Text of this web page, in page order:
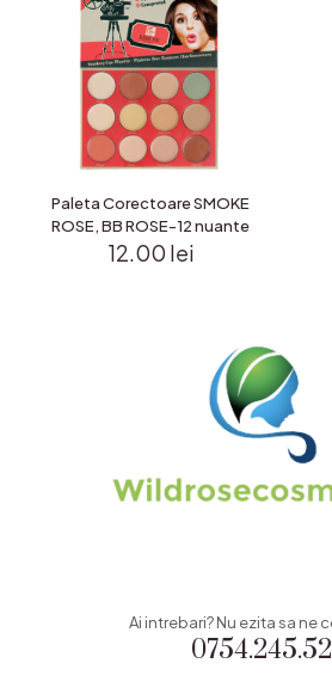
Paleta Corectoare SMOKE
ROSE, BB ROSE-12 nuante
12.00 lei
Ai intrebari? Nu ezita sa ne